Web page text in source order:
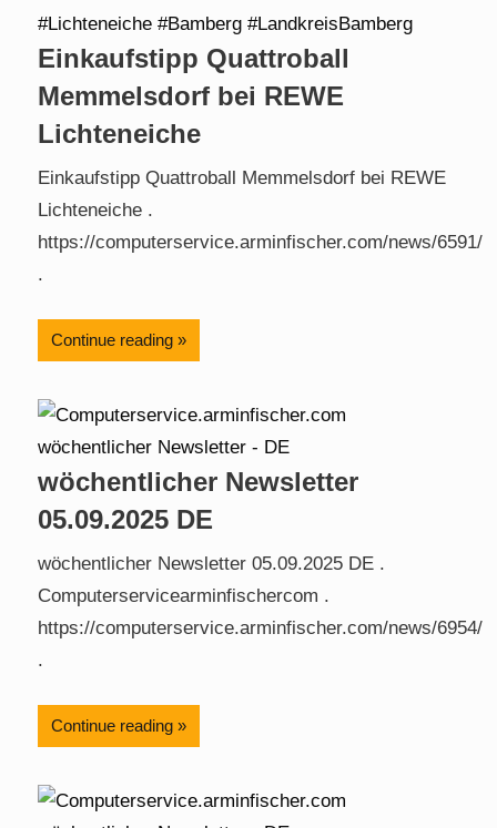
Einkaufstipp Quattroball
Memmelsdorf bei REWE
Lichteneiche
Einkaufstipp Quattroball Memmelsdorf bei REWE
Lichteneiche .
https://computerservice.arminfischer.com/news/6591/
.
Continue reading
wöchentlicher Newsletter
05.09.2025 DE
wöchentlicher Newsletter 05.09.2025 DE .
Computerservicearminfischercom .
https://computerservice.arminfischer.com/news/6954/
.
Continue reading